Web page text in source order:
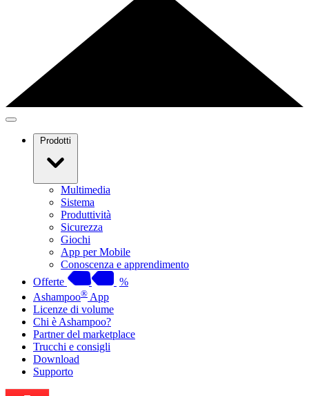
Prodotti
Multimedia
Sistema
Produttività
Sicurezza
Giochi
App per Mobile
Conoscenza e apprendimento
Offerte
%
Ashampoo® App
Licenze di volume
Chi è Ashampoo?
Partner del marketplace
Trucchi e consigli
Download
Supporto